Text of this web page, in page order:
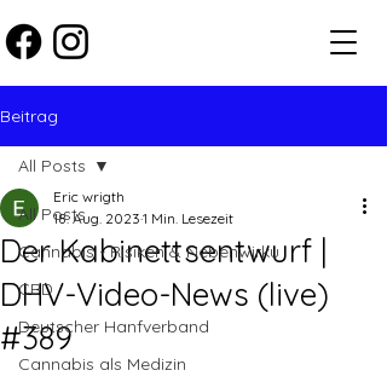
Beitrag
All Posts
Cannabis - Risiken & Nebenwirku
CBD
Deutscher Hanfverband
Cannabis als Medizin
All Posts
Der Kabinettsentwurf |
DHV-Video-News (live)
#389
Eric wrigth
18. Aug. 2023 1 Min. Lesezeit